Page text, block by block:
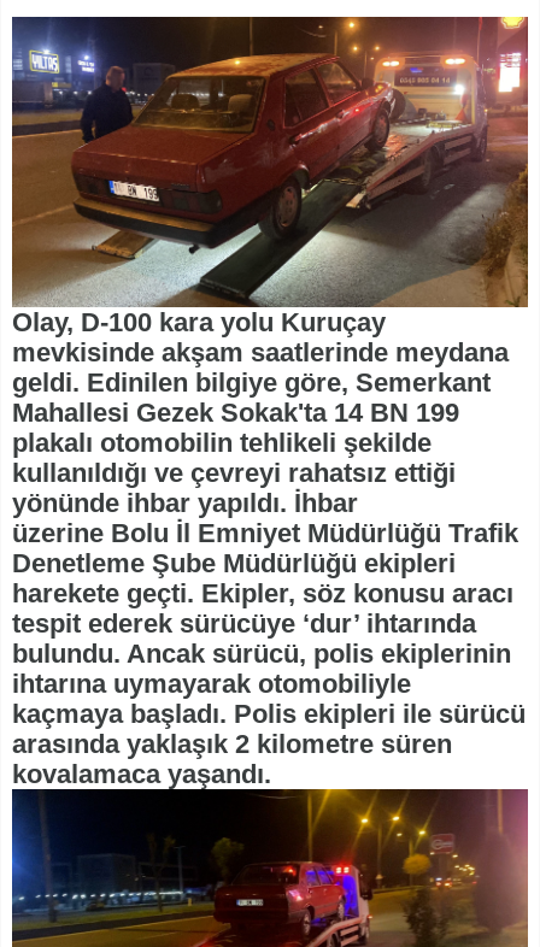
Olay, D-100 kara yolu Kuruçay
mevkisinde akşam saatlerinde meydana
geldi. Edinilen bilgiye göre, Semerkant
Mahallesi Gezek Sokak'ta 14 BN 199
plakalı otomobilin tehlikeli şekilde
kullanıldığı ve çevreyi rahatsız ettiği
yönünde ihbar yapıldı. İhbar
üzerine Bolu İl Emniyet Müdürlüğü Trafik
Denetleme Şube Müdürlüğü ekipleri
harekete geçti. Ekipler, söz konusu aracı
tespit ederek sürücüye ‘dur’ ihtarında
bulundu. Ancak sürücü, polis ekiplerinin
ihtarına uymayarak otomobiliyle
kaçmaya başladı. Polis ekipleri ile sürücü
arasında yaklaşık 2 kilometre süren
kovalamaca yaşandı.